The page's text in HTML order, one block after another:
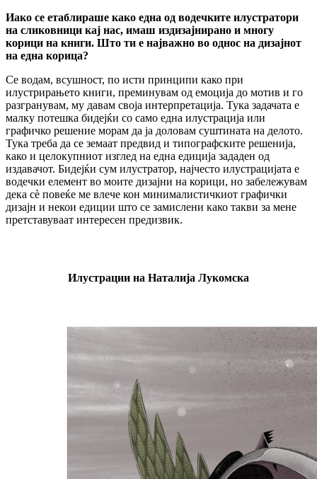
Иако се етаблираше како една од водечките илустратори
на сликовници кај нас, имаш издизајнирано и многу
корици на книги. Што ти е најважно во однос на дизајнот
на една корица?
Се водам, всушност, по исти принципи како при
илустрирањето книги, преминувам од емоција до мотив и го
разгранувам, му давам своја интерпретација. Тука задачата е
малку потешка бидејќи со само една илустрација или
графичко решение морам да ја доловам суштината на делото.
Тука треба да се земаат предвид и типографските решенија,
како и целокупниот изглед на една едиција зададен од
издавачот. Бидејќи сум илустратор, најчесто илустрацијата е
водечки елемент во моите дизајни на корици, но забележувам
дека сѐ повеќе ме влече кон минималистичкиот графички
дизајн и некои едиции што се замислени како такви за мене
претставуваат интересен предизвик.
Илустрации на Наталија Лукомска